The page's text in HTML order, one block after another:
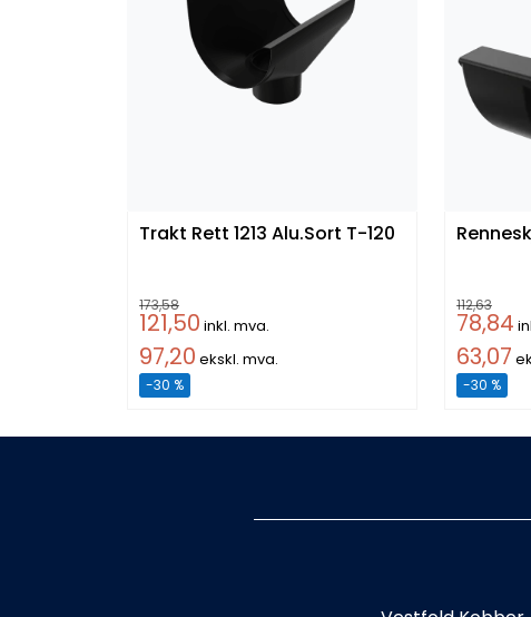
Trakt Rett 1213 Alu.Sort T-120
173,58
121,50 inkl. mva.
97,20 ekskl. mva.
-30 %
112,63
78,84
63,07
-30 %